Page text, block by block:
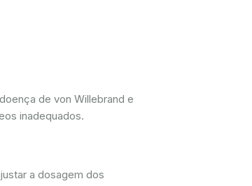
de von Willebrand e
inadequados.
a dosagem dos